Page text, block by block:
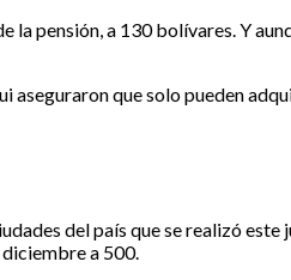
pensión, a 130 bolívares. Y
que solo pueden
del país que se realizó este
a 500.